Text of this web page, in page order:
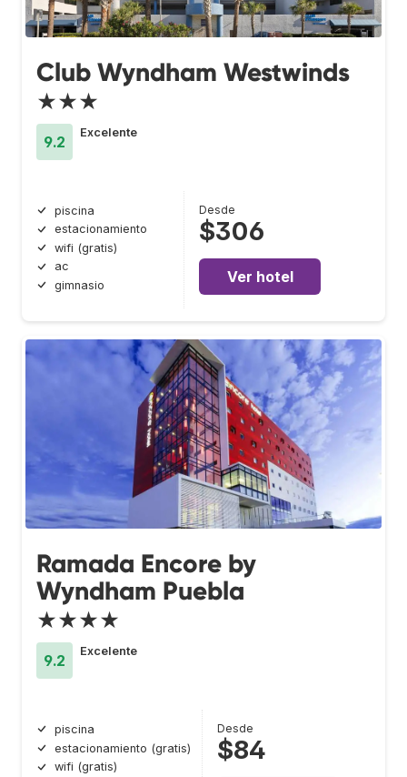
Club Wyndham Westwinds
★★★
9.2
Excelente
piscina
estacionamiento
wifi (gratis)
ac
gimnasio
Desde
$306
Ver hotel
Ramada Encore by
Wyndham Puebla
★★★★
9.2
Excelente
piscina
estacionamiento (gratis)
wifi (gratis)
Desde
$84